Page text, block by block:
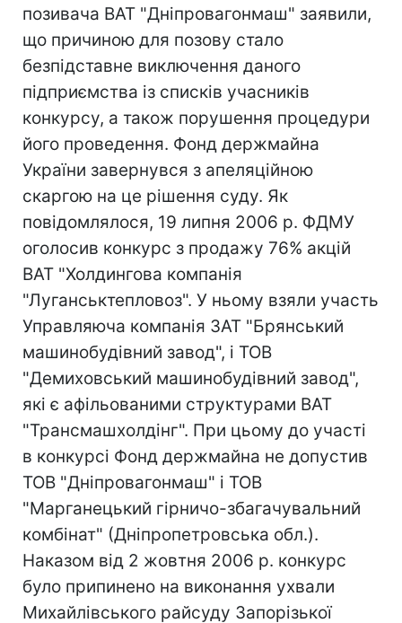
позивача ВАТ "Дніпровагонмаш" заявили,
що причиною для позову стало
безпідставне виключення даного
підприємства із списків учасників
конкурсу, а також порушення процедури
його проведення. Фонд держмайна
України завернувся з апеляційною
скаргою на це рішення суду. Як
повідомлялося, 19 липня 2006 р. ФДМУ
оголосив конкурс з продажу 76% акцій
ВАТ "Холдингова компанія
"Луганськтепловоз". У ньому взяли участь
Управляюча компанія ЗАТ "Брянський
машинобудівний завод", і ТОВ
"Демиховський машинобудівний завод",
які є афільованими структурами ВАТ
"Трансмашхолдінг". При цьому до участі
в конкурсі Фонд держмайна не допустив
ТОВ "Дніпровагонмаш" і ТОВ
"Марганецький гірничо-збагачувальний
комбінат" (Дніпропетровська обл.).
Наказом від 2 жовтня 2006 р. конкурс
було припинено на виконання ухвали
Михайлівського райсуду Запорізької